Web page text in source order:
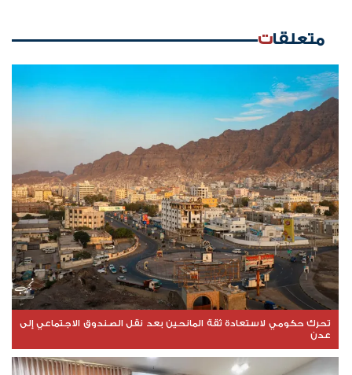
متعلقات
تحرك حكومي لاستعادة ثقة المانحين بعد نقل الصندوق الاجتماعي إلى
عدن